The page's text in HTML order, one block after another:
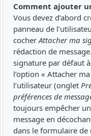
Comment ajouter
Vous devez d’abord
panneau de
cocher Attacher ma
rédaction de
signature par défaut
l’option « Attacher
l’utilisateur (onglet
préférences de
toujours empêcher
message en
dans le formulaire de